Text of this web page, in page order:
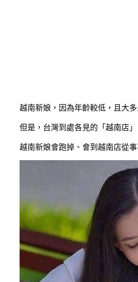
越南新娘，因為年齡較低，且大
但是，台灣到處各見的「越南店
越南新娘會跑掉、會到越南店從